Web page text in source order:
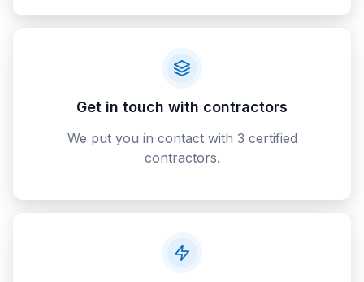
Get in touch with contractors
We put you in contact with 3 certified
contractors.